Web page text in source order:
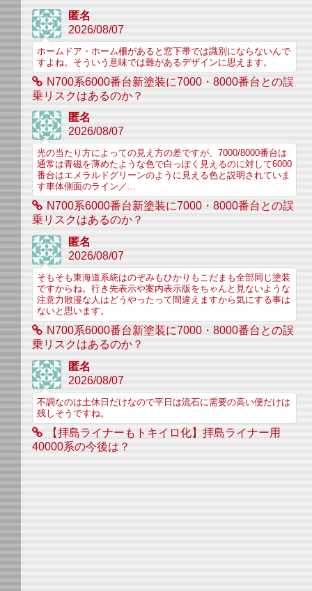
匿名
2026/08/07
ホームドア・ホーム柵があると窓下帯では識別にならないんで
すよね。そういう意味では難があるデザインに思えます。
N700系6000番台新塗装に7000・8000番台との誤
乗リスクはあるのか？
匿名
2026/08/07
光の当たり方によっての見え方の差ですが、7000/8000番台は
通常は青磁を薄めたような色で白っぽく見えるのに対して6000
番台はエメラルドグリーンのように見える色と説明されていま
す車体側面のライン／...
N700系6000番台新塗装に7000・8000番台との誤
乗リスクはあるのか？
匿名
2026/08/07
そもそも東海道系統はのぞみもひかりもこだまも全部同じ塗装
ですからね。行き先表示や案内表示版をちゃんと見ないような
注意力散漫な人はどうやったって間違えますから気にする事は
ないと思います。
N700系6000番台新塗装に7000・8000番台との誤
乗リスクはあるのか？
匿名
2026/08/07
不調なのは土休日だけなので平日は流石に需要の高い便だけは
残しそうですね。
【拝島ライナーもトキイロ化】拝島ライナー用
40000系の今後は？